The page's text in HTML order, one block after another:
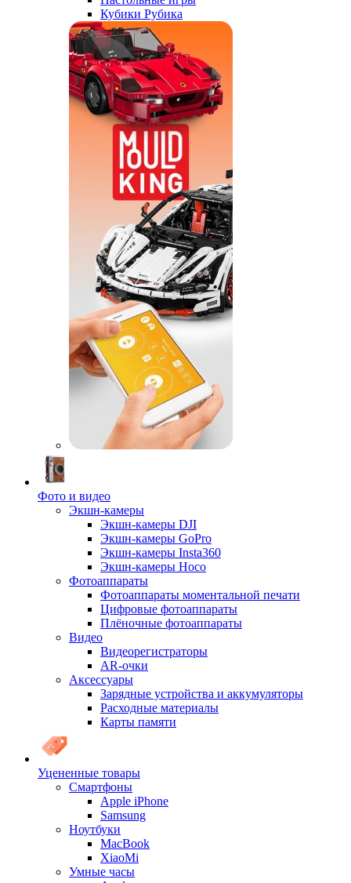
Кубики Рубика
Фото и видео
Экшн-камеры
Экшн-камеры DJI
Экшн-камеры GoPro
Экшн-камеры Insta360
Экшн-камеры Hoco
Фотоаппараты
Фотоаппараты моментальной печати
Цифровые фотоаппараты
Плёночные фотоаппараты
Видео
Видеорегистраторы
AR-очки
Аксессуары
Зарядные устройства и аккумуляторы
Расходные материалы
Карты памяти
Уцененные товары
Cмартфоны
Apple iPhone
Samsung
Ноутбуки
MacBook
XiaoMi
Умные часы